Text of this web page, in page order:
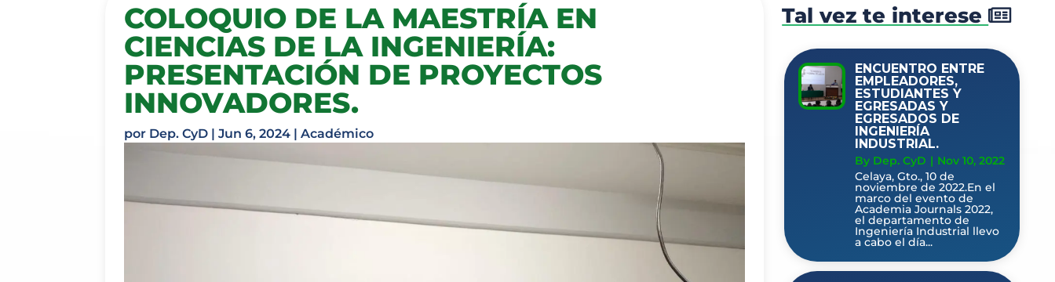
COLOQUIO DE LA MAESTRÍA EN
CIENCIAS DE LA INGENIERÍA:
PRESENTACIÓN DE PROYECTOS
INNOVADORES.
por Dep. CyD |Jun 6, 2024 |Académico
Tal vez te interese
ENCUENTRO ENTRE
EMPLEADORES,
ESTUDIANTES Y
EGRESADAS Y
EGRESADOS DE
INGENIERÍA
INDUSTRIAL.
By Dep. CyD | Nov 10, 2022
Celaya, Gto., 10 de
noviembre de 2022.En el
marco del evento de
Academia Journals 2022,
el departamento de
Ingeniería Industrial llevo
a cabo el día...